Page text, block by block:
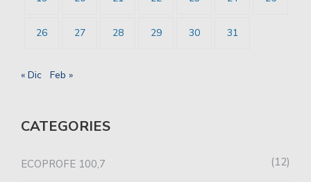
26 27 28 29 30 31
« Dic Feb »
CATEGORIES
ECOPROFE 100,7 12